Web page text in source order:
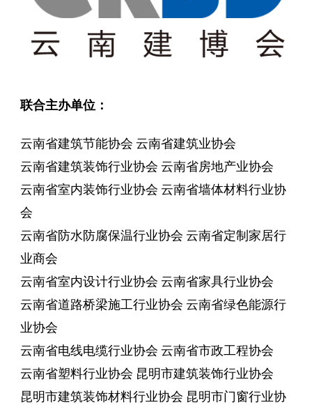
联合主办单位：
云南省建筑节能协会 云南省建筑业协会
云南省建筑装饰行业协会 云南省房地产业协会
云南省室内装饰行业协会 云南省墙体材料行业协
会
云南省防水防腐保温行业协会 云南省定制家居行
业商会
云南省室内设计行业协会 云南省家具行业协会
云南省道路桥梁施工行业协会 云南省绿色能源行
业协会
云南省电线电缆行业协会 云南省市政工程协会
云南省塑料行业协会 昆明市建筑装饰行业协会
昆明市建筑装饰材料行业协会 昆明市门窗行业协